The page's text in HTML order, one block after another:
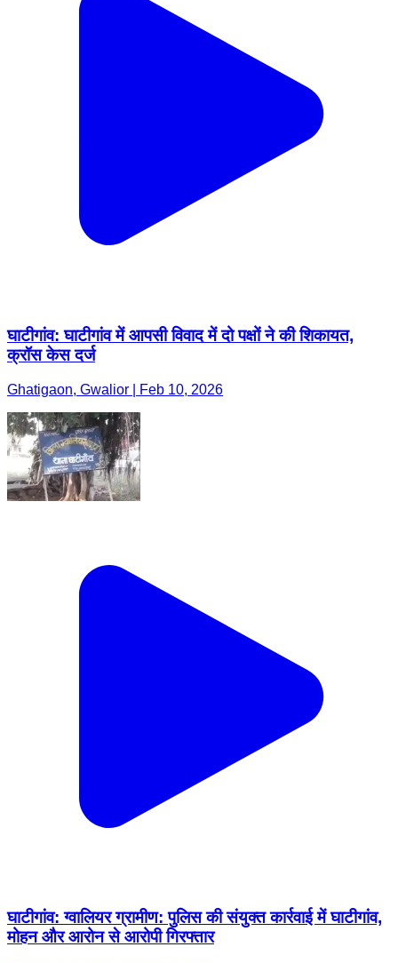
घाटीगांव: घाटीगांव में आपसी विवाद में दो पक्षों ने की शिकायत,
क्रॉस केस दर्ज
Ghatigaon, Gwalior | Feb 10, 2026
घाटीगांव: ग्वालियर ग्रामीण: पुलिस की संयुक्त कार्रवाई में घाटीगांव,
मोहन और आरोन से आरोपी गिरफ्तार